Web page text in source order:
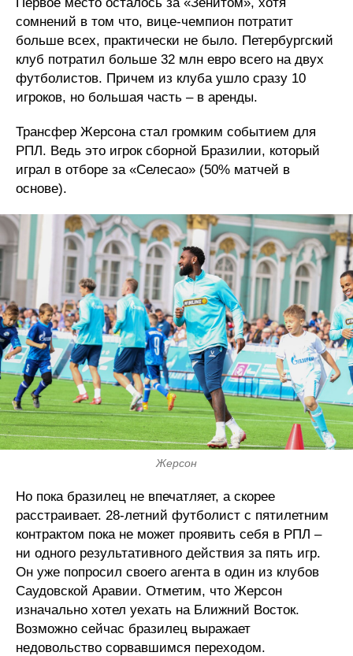
сомнений в том что, вице-чемпион потратит
больше всех, практически не было. Петербургский
клуб потратил больше 32 млн евро всего на двух
футболистов. Причем из клуба ушло сразу 10
игроков, но большая часть – в аренды.
Трансфер Жерсона стал громким событием для
РПЛ. Ведь это игрок сборной Бразилии, который
играл в отборе за «Селесао» (50% матчей в
основе).
Жерсон
Но пока бразилец не впечатляет, а скорее
расстраивает. 28-летний футболист с пятилетним
контрактом пока не может проявить себя в РПЛ –
ни одного результативного действия за пять игр.
Он уже попросил своего агента в один из клубов
Саудовской Аравии. Отметим, что Жерсон
изначально хотел уехать на Ближний Восток.
Возможно сейчас бразилец выражает
недовольство сорвавшимся переходом.